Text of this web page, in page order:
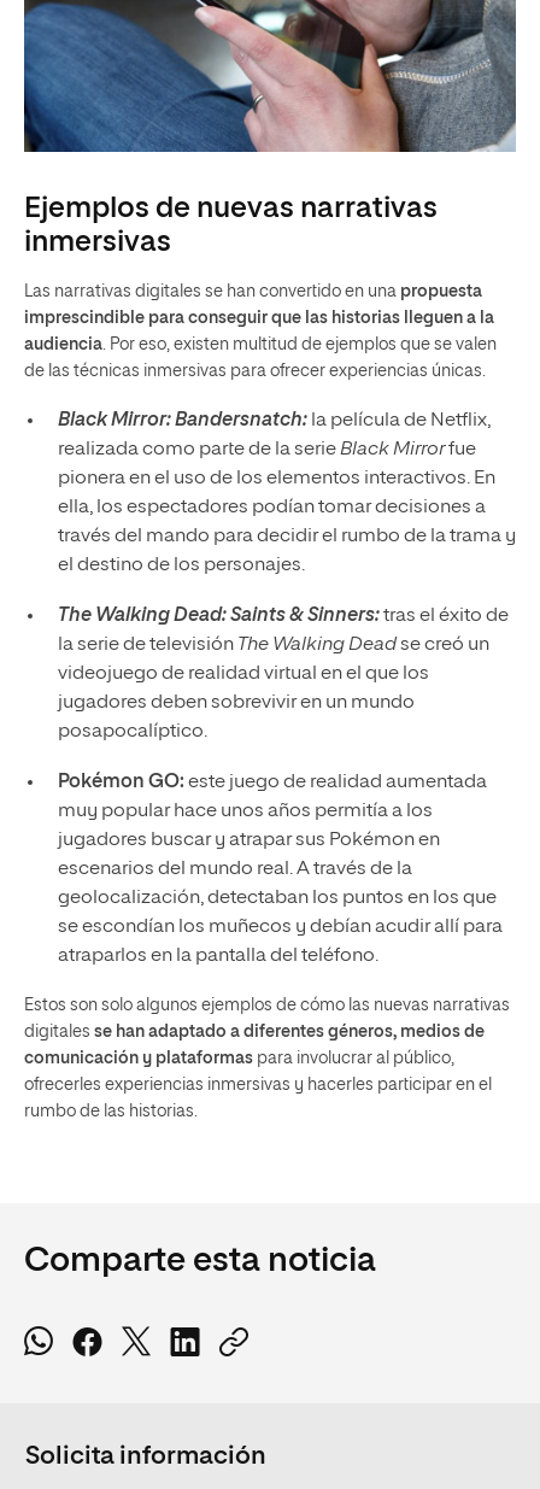
Ejemplos de nuevas narrativas
inmersivas
Las narrativas digitales se han convertido en una propuesta
imprescindible para conseguir que las historias lleguen a la
audiencia . Por eso, existen multitud de ejemplos que se valen
de las técnicas inmersivas para ofrecer experiencias únicas.
Black Mirror: Bandersnatch:la película de Netflix,
realizada como parte de la serieBlack Mirrorfue
pionera en el uso de los elementos interactivos. En
ella, los espectadores podían tomar decisiones a
través del mando para decidir el rumbo de la trama y
el destino de los personajes.
The Walking Dead: Saints & Sinners:tras el éxito de
la serie de televisión The Walking Deadse creó un
videojuego de realidad virtual en el que los
jugadores deben sobrevivir en un mundo
posapocalíptico.
Pokémon GO: este juego de realidad aumentada
muy popular hace unos años permitía a los
jugadores buscar y atrapar sus Pokémon en
escenarios del mundo real. A través de la
geolocalización, detectaban los puntos en los que
se escondían los muñecos y debían acudir allí para
atraparlos en la pantalla del teléfono.
Estos son solo algunos ejemplos de cómo las nuevas narrativas
digitales se han adaptado a diferentes géneros, medios de
comunicación y plataformas para involucrar al público,
ofrecerles experiencias inmersivas y hacerles participar en el
rumbo de las historias.
Comparte esta noticia
Solicita información